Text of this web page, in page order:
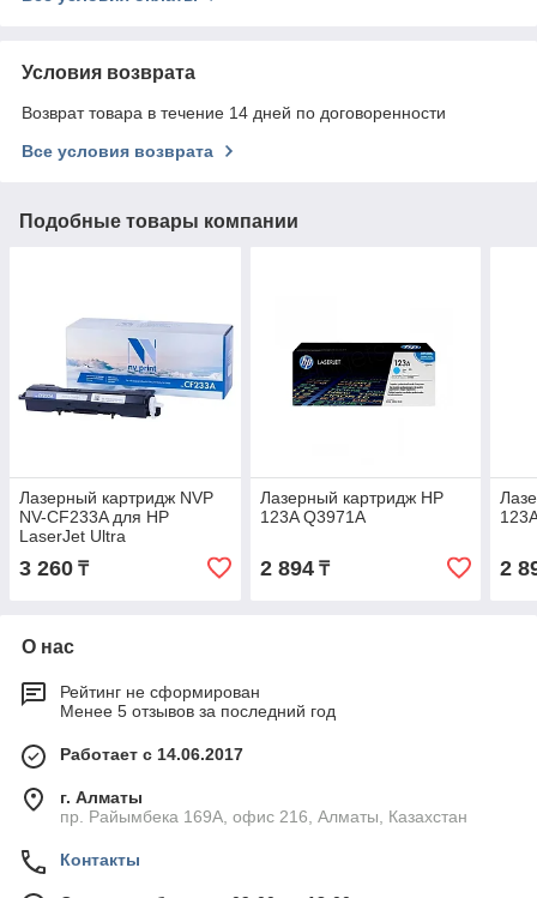
Условия возврата
Возврат товара в течение 14 дней по договоренности
Все условия возврата
Подобные товары компании
Лазерный картридж NVP
NV-CF233A для HP
LaserJet Ultra
M134a/M134fn/M106w
3 260 ₸
Лазерный картридж HP
123A Q3971A
2 894₸ 2
О нас
Рейтинг не сформирован
Менее 5 отзывов за последний год
Работает с 14.06.2017
г. Алматы
пр. Райымбека 169А, офис 216, Алматы, Казахстан
Контакты